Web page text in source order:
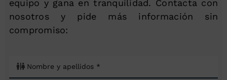
equipo y gana en tranquilidad. Contacta con
nosotros y pide más información sin
compromiso: